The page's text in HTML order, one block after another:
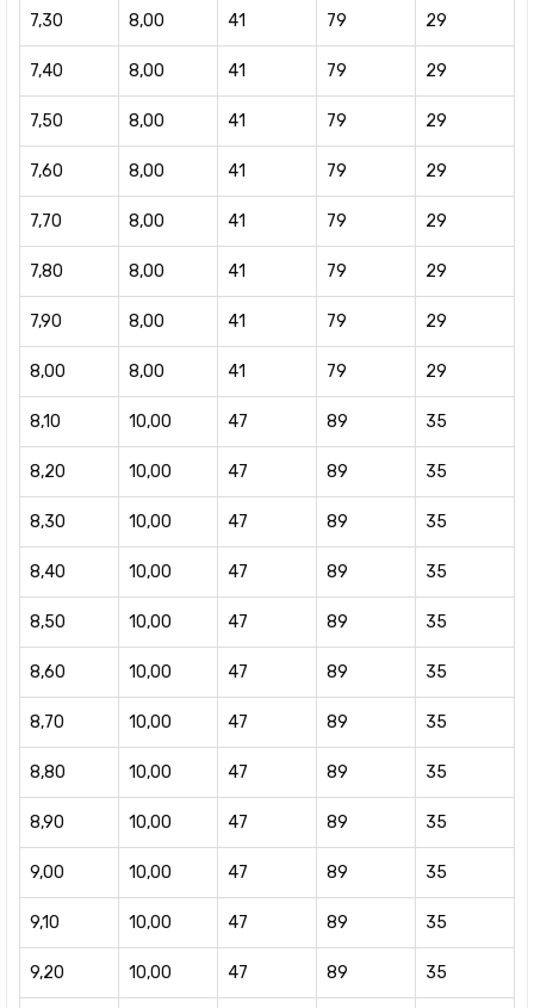
7,30 8,00 41 79 29
7,40 8,00 41 79 29
7,50 8,00 41 79 29
7,60 8,00 41 79 29
7,70 8,00 41 79 29
7,80 8,00 41 79 29
7,90 8,00 41 79 29
8,00 8,00 41 79 29
8,10 10,00 47 89 35
8,20 10,00 47 89 35
8,30 10,00 47 89 35
8,40 10,00 47 89 35
8,50 10,00 47 89 35
8,60 10,00 47 89 35
8,70 10,00 47 89 35
8,80 10,00 47 89 35
8,90 10,00 47 89 35
9,00 10,00 47 89 35
9,10 10,00 47 89 35
9,20 10,00 47 89 35